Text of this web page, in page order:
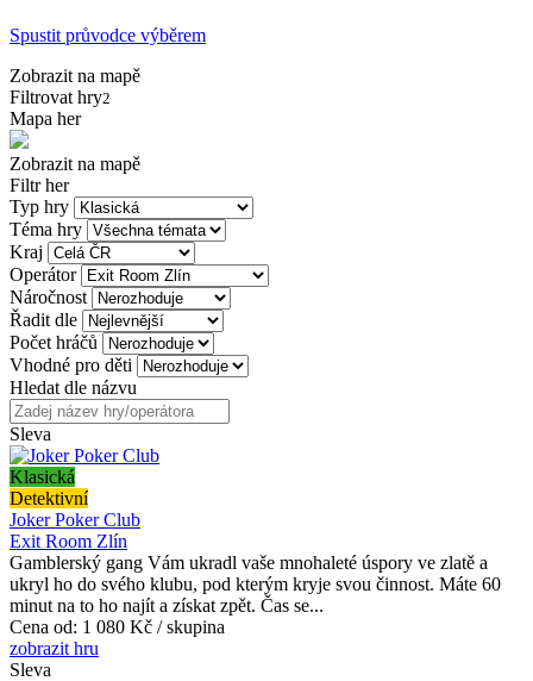
Spustit průvodce výběrem
Zobrazit na mapě
Filtrovat hry2
Mapa her
Zobrazit na mapě
Filtr her
Typ hry
Téma hry
Kraj
Operátor
Náročnost
Řadit dle
Počet hráčů
Vhodné pro děti
Hledat dle názvu
Sleva
Klasická
Detektivní
Joker Poker Club
Exit Room Zlín
Gamblerský gang Vám ukradl vaše mnohaleté úspory ve zlatě a
ukryl ho do svého klubu, pod kterým kryje svou činnost. Máte 60
minut na to ho najít a získat zpět. Čas se...
Cena od: 1 080 Kč / skupina
zobrazit hru
Sleva